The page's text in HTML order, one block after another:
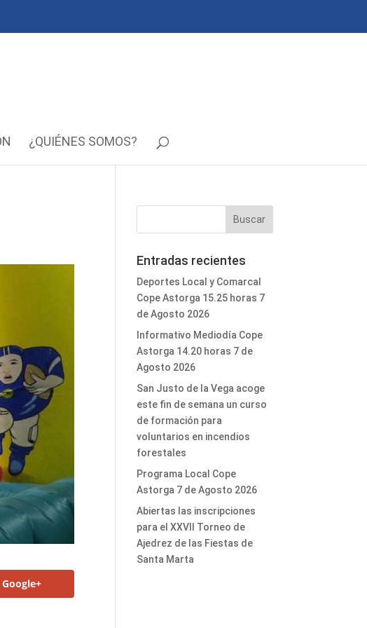
¿QUIÉNES SOMOS?
Entradas recientes
Deportes Local y Comarcal
Cope Astorga 15.25 horas 7
de Agosto 2026
Informativo Mediodía Cope
Astorga 14.20 horas 7 de
Agosto 2026
San Justo de la Vega acoge
este fin de semana un curso
de formación para
voluntarios en incendios
forestales
Programa Local Cope
Astorga 7 de Agosto 2026
Abiertas las inscripciones
para el XXVII Torneo de
Ajedrez de las Fiestas de
Santa Marta